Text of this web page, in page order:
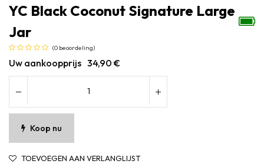
YC Black Coconut Signature Large
Jar
(0 beoordeling)
Uw aankoopprijs 34,90 €
Koop nu
TOEVOEGEN AAN VERLANGLIJST